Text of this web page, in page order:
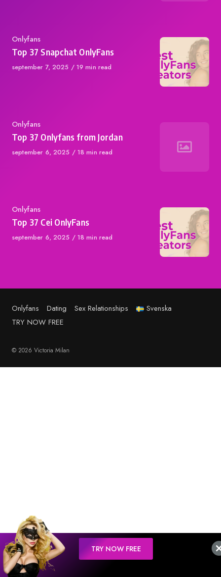
Category
Onlyfans
Top 37 Snapchat OnlyFans
Published
september 7, 2025 19 min read
Category
Onlyfans
Top 37 Onlyfans from Jordan
Published
september 6, 2025 18 min read
Category
Onlyfans
Top 37 Cei OnlyFans
Published
september 6, 2025 18 min read
TRY NOW FREE
Onlyfans Dating Sex Relationships
Svenska
TRY NOW FREE
© 2026 Victoria Milan